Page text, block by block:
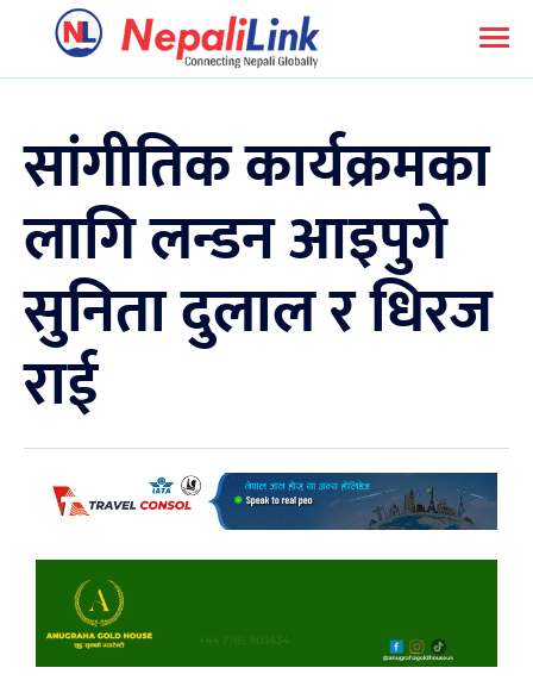
सांगीतिक कार्यक्रमका
लागि लन्डन आइपुगे
सुनिता दुलाल र धिरज
राई